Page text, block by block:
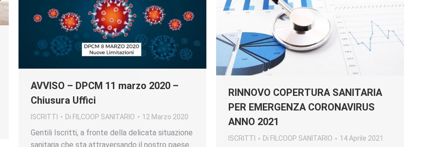
RINNOVO COPERTURA SANITARIA
PER EMERGENZA CORONAVIRUS
ANNO 2021
ISCRITTI Di FILCOOP SANITARIO 14 Aprile 2021
AVVISO – DPCM 11 marzo 2020 –
Chiusura Uffici
ISCRITTI Di FILCOOP SANITARIO 12 Marzo 2020
Gentili Iscritti, a fronte della delicata situazione
sanitaria che sta attraversando il nostro paese